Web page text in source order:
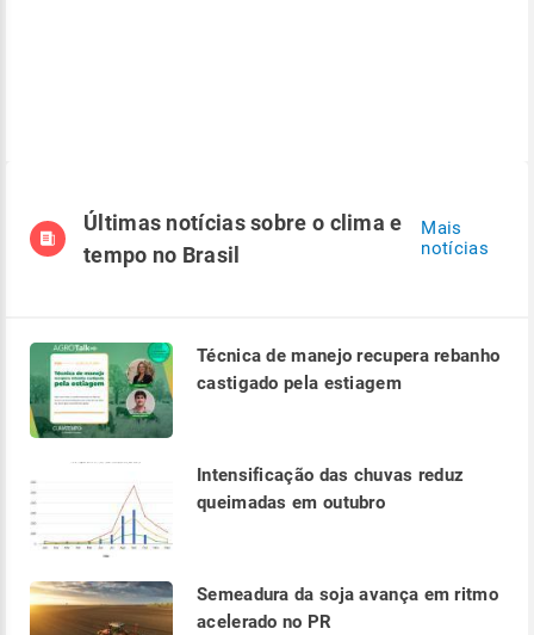
Últimas notícias sobre o clima e
tempo no Brasil
Mais
notícias
Técnica de manejo recupera rebanho
castigado pela estiagem
Intensificação das chuvas reduz
queimadas em outubro
Semeadura da soja avança em ritmo
acelerado no PR